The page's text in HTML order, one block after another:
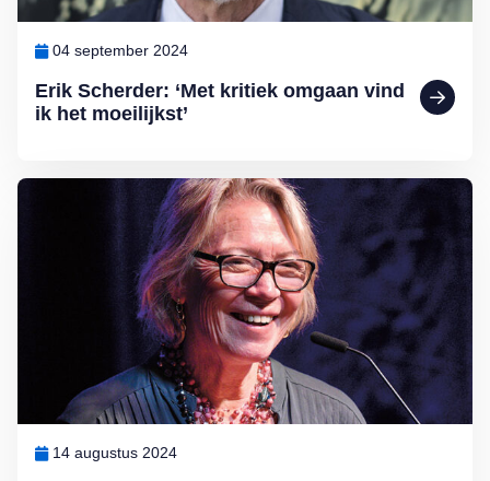
Erik Scherder: ‘Met kritiek omgaan vind
ik het moeilijkst’
04 september 2024
14 augustus 2024
Lees meer over Winnie Sorgdrager: ‘Wereld die ik niet kende”